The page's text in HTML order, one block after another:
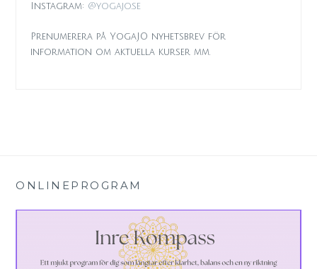
Instagram: @yogajo.se
Prenumerera på YogaJO nyhetsbrev för
information om aktuella kurser mm.
ONLINEPROGRAM